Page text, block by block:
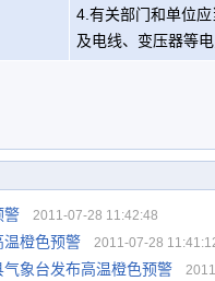
4.有关部门和单位
及电线、变压器等
警 2011-07-28 11:42:48
温橙色预警 2011-07-28
象台发布高温橙色预警